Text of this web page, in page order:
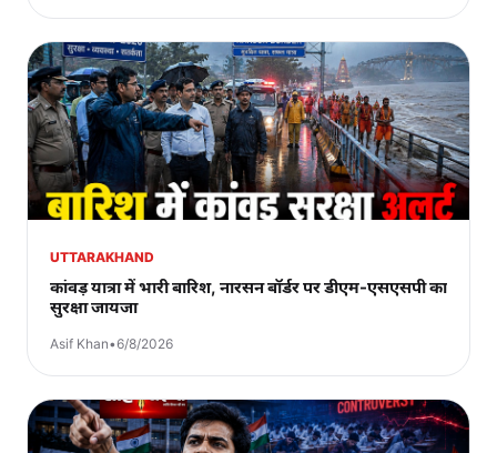
UTTARAKHAND
कांवड़ यात्रा में भारी बारिश, नारसन बॉर्डर पर डीएम-एसएसपी का
सुरक्षा जायजा
Asif Khan•6/8/2026